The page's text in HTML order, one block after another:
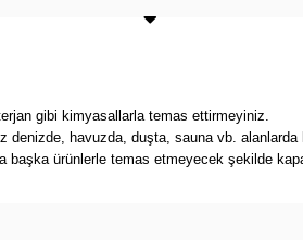
gibi kimyasallarla temas ettirmeyiniz.
denizde, havuzda, duşta, sauna vb. alanlarda
başka ürünlerle temas etmeyecek şekilde